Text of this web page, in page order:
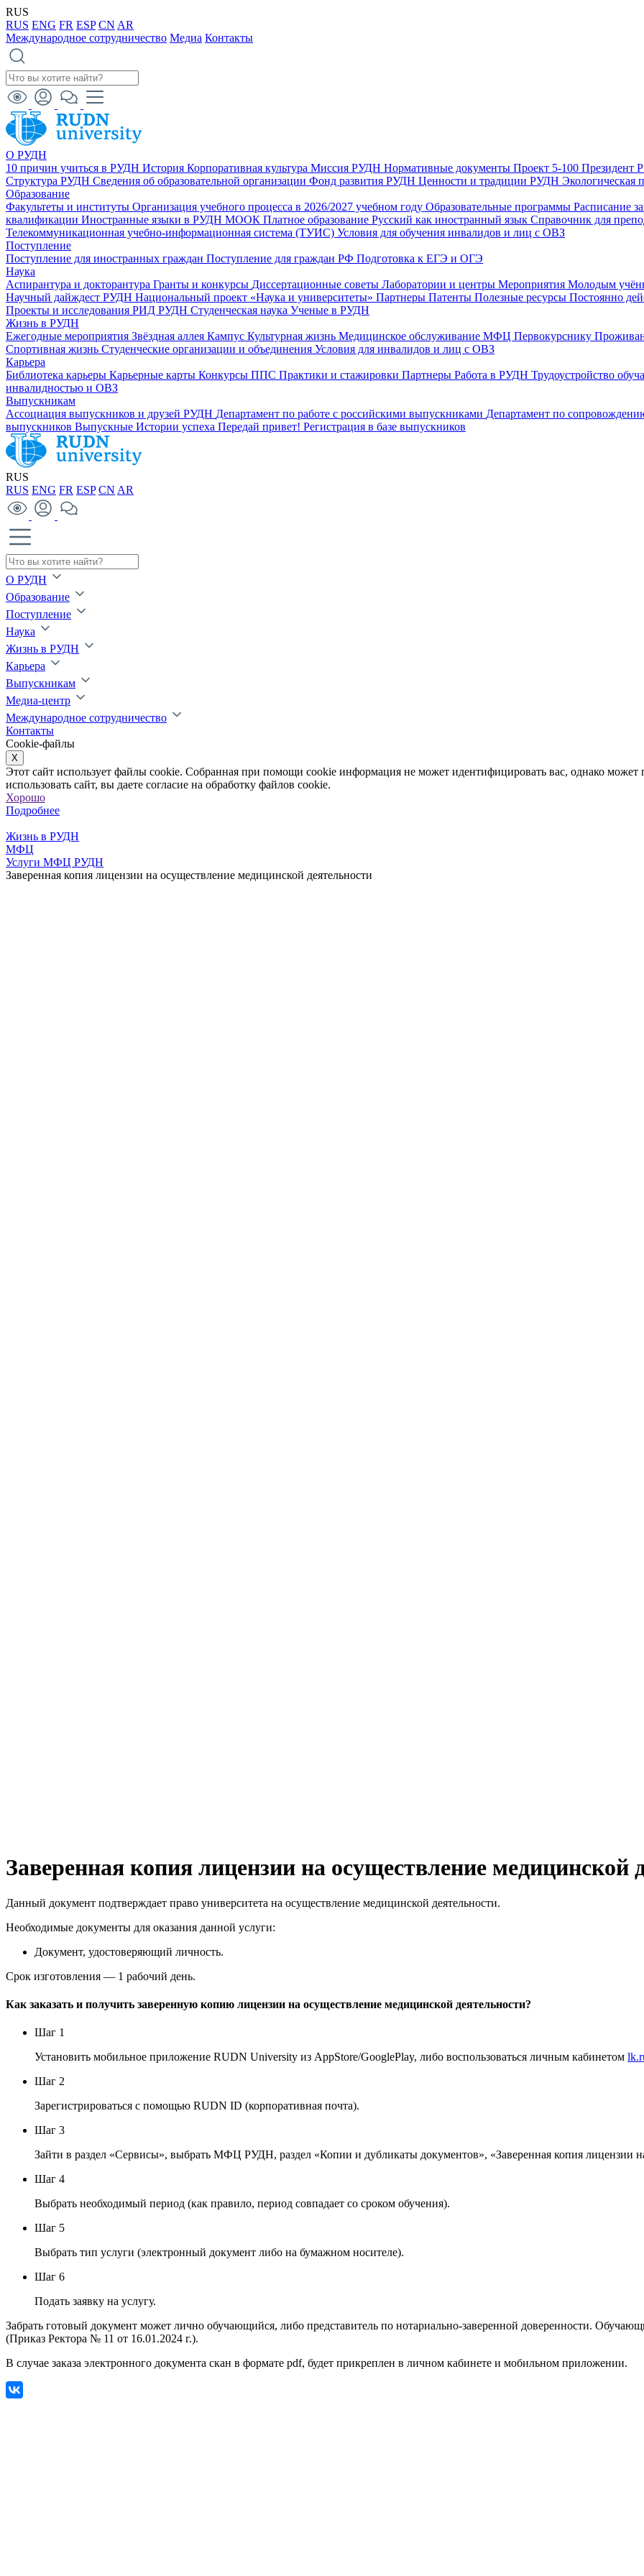
RUS
RUS ENG FR ESP CN AR
Международное сотрудничество Медиа Контакты
О РУДН
10 причин учиться в РУДН История Корпоративная культура Миссия РУДН Нормативные документы Проект 5-100 Президент
Структура РУДН Сведения об образовательной организации Фонд развития РУДН Ценности и традиции РУДН Экологическая
Образование
Факультеты и институты Организация учебного процесса в 2026/2027 учебном году Образовательные программы Расписание
квалификации Иностранные языки в РУДН МООК Платное образование Русский как иностранный язык Справочник для
Телекоммуникационная учебно-информационная система (ТУИС) Условия для обучения инвалидов и лиц с ОВЗ
Поступление
Поступление для иностранных граждан Поступление для граждан РФ Подготовка к ЕГЭ и ОГЭ
Наука
Аспирантура и докторантура Гранты и конкурсы Диссертационные советы Лаборатории и центры Мероприятия Молодым
Научный дайждест РУДН Национальный проект «Наука и университеты» Партнеры Патенты Полезные ресурсы Постоянно
Проекты и исследования РИД РУДН Студенческая наука Ученые в РУДН
Жизнь в РУДН
Ежегодные мероприятия Звёздная аллея Кампус Культурная жизнь Медицинское обслуживание МФЦ Первокурснику
Спортивная жизнь Студенческие организации и объединения Условия для инвалидов и лиц с ОВЗ
Карьера
Библиотека карьеры Карьерные карты Конкурсы ППС Практики и стажировки Партнеры Работа в РУДН Трудоустройство
инвалидностью и ОВЗ
Выпускникам
Ассоциация выпускников и друзей РУДН Департамент по работе с российскими выпускниками Департамент по
выпускников Выпускные Истории успеха Передай привет! Регистрация в базе выпускников
RUS
RUS ENG FR ESP CN AR
О РУДН
Образование
Поступление
Наука
Жизнь в РУДН
Карьера
Выпускникам
Медиа-центр
Международное сотрудничество
Контакты
Cookie-файлы
X
Этот сайт использует файлы cookie. Собранная при помощи cookie информация не может идентифицировать вас, однако
использовать сайт, вы даете согласие на обработку файлов cookie.
Хорошо
Подробнее
Жизнь в РУДН
МФЦ
Услуги МФЦ РУДН
Заверенная копия лицензии на осуществление медицинской деятельности
Заверенная копия лицензии на осуществление медицинской
Данный документ подтверждает право университета на осуществление медицинской деятельности.
Необходимые документы для оказания данной услуги:
Документ, удостоверяющий личность.
Срок изготовления — 1 рабочий день.
Как заказать и получить заверенную копию лицензии на осуществление медицинской деятельности?
Шаг 1
Установить мобильное приложение RUDN University из AppStore/GooglePlay, либо воспользоваться личным кабинетом
Шаг 2
Зарегистрироваться с помощью RUDN ID (корпоративная почта).
Шаг 3
Зайти в раздел «Сервисы», выбрать МФЦ РУДН, раздел «Копии и дубликаты документов», «Заверенная копия лицензии
Шаг 4
Выбрать необходимый период (как правило, период совпадает со сроком обучения).
Шаг 5
Выбрать тип услуги (электронный документ либо на бумажном носителе).
Шаг 6
Подать заявку на услугу.
Забрать готовый документ может лично обучающийся, либо представитель по нотариально-заверенной доверенности.
(Приказ Ректора № 11 от 16.01.2024 г.).
В случае заказа электронного документа скан в формате pdf, будет прикреплен в личном кабинете и мобильном приложении.